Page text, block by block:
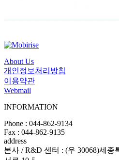
Previous
Next
Close
About Us
개인정보처리방침
이용약관
Webmail
INFORMATION
Phone : 044-862-9134
Fax : 044-862-9135
address
본사 / R&D 센터 : (우 30068)세